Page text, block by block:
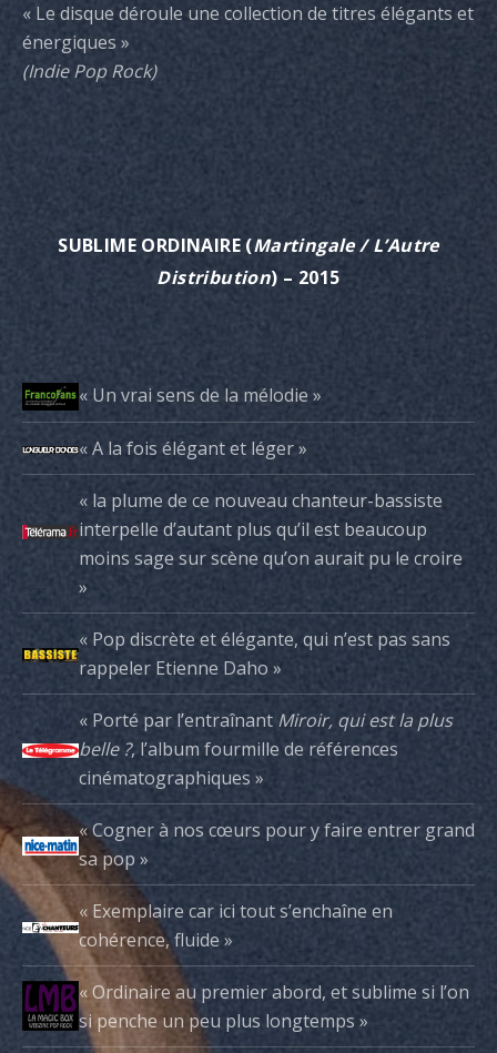
« Le disque déroule une collection de titres élégants et
énergiques »
(Indie Pop Rock)
SUBLIME ORDINAIRE (Martingale / L’Autre
Distribution) – 2015
« Un vrai sens de la mélodie »
« A la fois élégant et léger »
« la plume de ce nouveau chanteur-bassiste
interpelle d’autant plus qu’il est beaucoup
moins sage sur scène qu’on aurait pu le croire
»
« Pop discrète et élégante, qui n’est pas sans
rappeler Etienne Daho »
« Porté par l’entraînant Miroir, qui est la plus
belle ?, l’album fourmille de références
cinématographiques »
« Cogner à nos cœurs pour y faire entrer grand
sa pop »
« Exemplaire car ici tout s’enchaîne en
cohérence, fluide »
« Ordinaire au premier abord, et sublime si l’on
si penche un peu plus longtemps »